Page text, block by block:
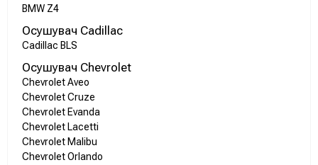
BMW Z4
Осушувач Cadillac
Cadillac BLS
Осушувач Chevrolet
Chevrolet Aveo
Chevrolet Cruze
Chevrolet Evanda
Chevrolet Lacetti
Chevrolet Malibu
Chevrolet Orlando